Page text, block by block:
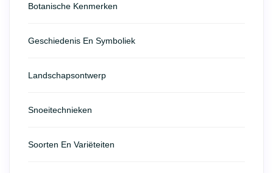
Botanische Kenmerken
Geschiedenis En Symboliek
Landschapsontwerp
Snoeitechnieken
Soorten En Variëteiten